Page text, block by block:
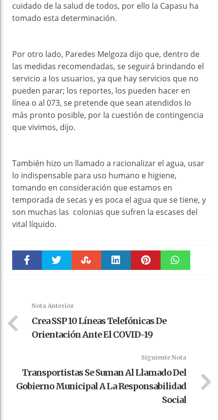
cuidado de la salud de todos, por ello la Capasu ha
tomado esta determinación.
Por otro lado, Paredes Melgoza dijo que, dentro de
las medidas recomendadas, se seguirá brindando el
servicio a los usuarios, ya que hay servicios que no
pueden parar; los reportes, los pueden hacer en
línea o al 073, se pretende que sean atendidos lo
más pronto posible, por la cuestión de contingencia
que vivimos, dijo.
También hizo un llamado a racionalizar el agua, usar
lo indispensable para uso humano e higiene,
tomando en consideración que estamos en
temporada de secas y es poca el agua que se tiene, y
son muchas las colonias que sufren la escases del
vital líquido.
Nota Anterior
Crea SSP 10 Líneas Telefónicas De
Orientación Ante El COVID-19
Siguiente Nota
Transportistas Se Suman Al Llamado Del
Gobierno Municipal A La Responsabilidad
Social